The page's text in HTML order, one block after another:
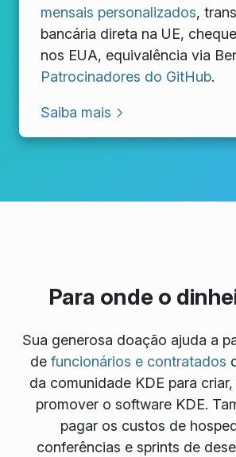
mensais personalizados,
bancária direta na UE,
nos EUA, equivalência via
Patrocinadores do GitHub.
Saiba mais
Para onde o
Sua generosa doação ajuda a
de funcionários e contratados
da comunidade KDE para
promover o software KDE.
pagar os custos de
conferências e sprints de